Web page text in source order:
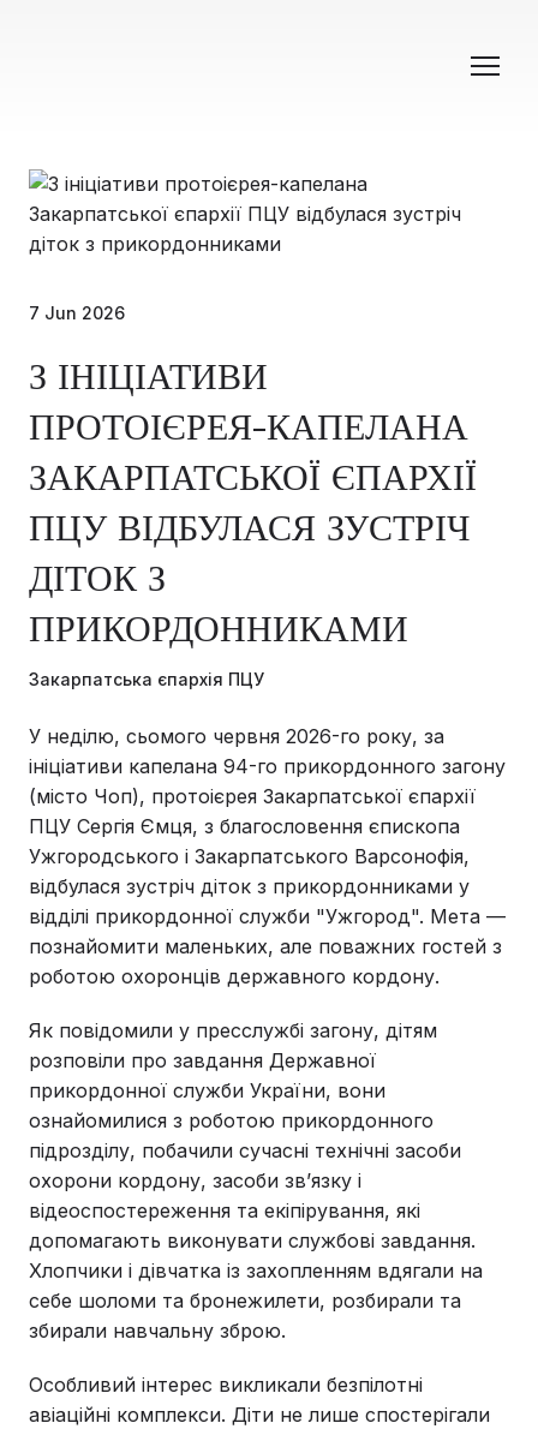
7 Jun 2026
З ІНІЦІАТИВИ
ПРОТОІЄРЕЯ-КАПЕЛАНА
ЗАКАРПАТСЬКОЇ ЄПАРХІЇ
ПЦУ ВІДБУЛАСЯ ЗУСТРІЧ
ДІТОК З
ПРИКОРДОННИКАМИ
Закарпатська єпархія ПЦУ
У неділю, сьомого червня 2026-го року, за
ініціативи капелана 94-го прикордонного загону
(місто Чоп), протоієрея Закарпатської єпархії
ПЦУ Сергія Ємця, з благословення єпископа
Ужгородського і Закарпатського Варсонофія,
відбулася зустріч діток з прикордонниками у
відділі прикордонної служби "Ужгород". Мета —
познайомити маленьких, але поважних гостей з
роботою охоронців державного кордону.
Як повідомили у пресслужбі загону, дітям
розповіли про завдання Державної
прикордонної служби України, вони
ознайомилися з роботою прикордонного
підрозділу, побачили сучасні технічні засоби
охорони кордону, засоби зв’язку і
відеоспостереження та екіпірування, які
допомагають виконувати службові завдання.
Хлопчики і дівчатка із захопленням вдягали на
себе шоломи та бронежилети, розбирали та
збирали навчальну зброю.
Особливий інтерес викликали безпілотні
авіаційні комплекси. Діти не лише спостерігали